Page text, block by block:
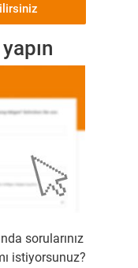
sorularınız
istiyorsunuz?